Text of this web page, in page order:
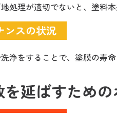
処理が適切でないと、塗料
ンスの状況
浄をすることで、塗膜の寿
延ばすための